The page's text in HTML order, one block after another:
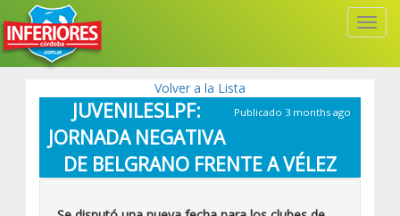
Volver a la Lista
Publicado 3 months ago
JUVENILESLPF:
JORNADA NEGATIVA
DE BELGRANO FRENTE A VÉLEZ